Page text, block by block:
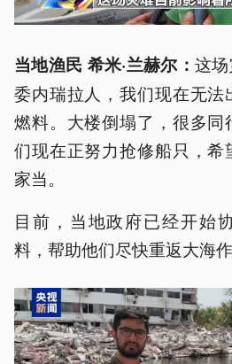
当地渔民 希米·兰赫尔： 这
委内瑞拉人，我们现在无
燃料。大楼倒塌了，很多
们现在正努力抢修船只，希
家当。
目前，当地政府已经开始
料，帮助他们尽快重返大海作